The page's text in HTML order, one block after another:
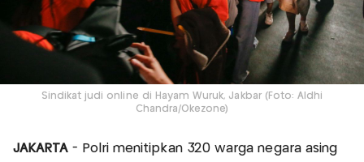
Sindikat judi online di Hayam Wuruk, Jakbar (Foto: Aldhi
Chandra/Okezone)
JAKARTA- Polri menitipkan 320 warga negara asing